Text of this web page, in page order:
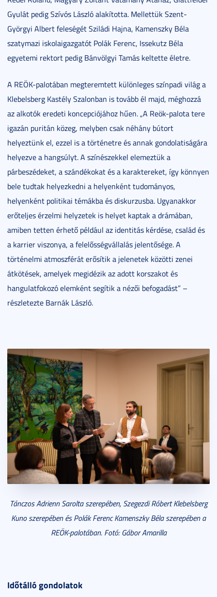
Gyulát pedig Szívós László alakította. Mellettük Szent-
Györgyi Albert feleségét Sziládi Hajna, Kamenszky Béla
szatymazi iskolaigazgatót Polák Ferenc, Issekutz Béla
egyetemi rektort pedig Bánvölgyi Tamás keltette életre.
A REÖK-palotában megteremtett különleges színpadi világ a
Klebelsberg Kastély Szalonban is tovább él majd, méghozzá
az alkotók eredeti koncepciójához hűen. „A Reök-palota tere
igazán puritán közeg, melyben csak néhány bútort
helyeztünk el, ezzel is a történetre és annak gondolatiságára
helyezve a hangsúlyt. A színészekkel elemeztük a
párbeszédeket, a szándékokat és a karaktereket, így könnyen
bele tudtak helyezkedni a helyenként tudományos,
helyenként politikai témákba és diskurzusba. Ugyanakkor
erőteljes érzelmi helyzetek is helyet kaptak a drámában,
amiben tetten érhető például az identitás kérdése, család és
a karrier viszonya, a felelősségvállalás jelentősége. A
történelmi atmoszférát erősítik a jelenetek közötti zenei
átkötések, amelyek megidézik az adott korszakot és
hangulatfokozó elemként segítik a nézői befogadást” –
részletezte Barnák László.
Tánczos Adrienn Sarolta szerepében, Szegezdi Róbert Klebelsberg
Kuno szerepében és Polák Ferenc Kamenszky Béla szerepében a
REÖK-palotában. Fotó: Gábor Amarilla
Időtálló gondolatok